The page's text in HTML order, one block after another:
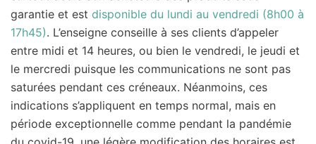
garantie et est disponible du lundi au vendredi (8h00 à
17h45). L’enseigne conseille à ses clients d’appeler
entre midi et 14 heures, ou bien le vendredi, le jeudi et
le mercredi puisque les communications ne sont pas
saturées pendant ces créneaux. Néanmoins, ces
indications s’appliquent en temps normal, mais en
période exceptionnelle comme pendant la pandémie